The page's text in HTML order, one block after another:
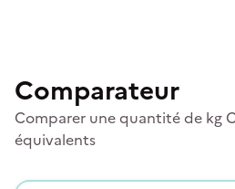
Comparateur
Comparer une quantité de kg
équivalents